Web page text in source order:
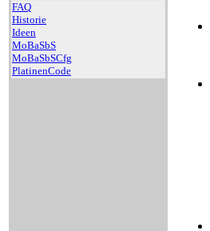
FAQ
Historie
Ideen
MoBaSbS
MoBaSbSCfg
PlatinenCode